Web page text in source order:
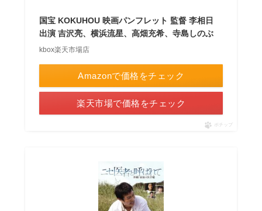
国宝 KOKUHOU 映画パンフレット 監督 李相日
出演 吉沢亮、横浜流星、高畑充希、寺島しのぶ
kbox楽天市場店
Amazonで価格をチェック
楽天市場で価格をチェック
ポチップ